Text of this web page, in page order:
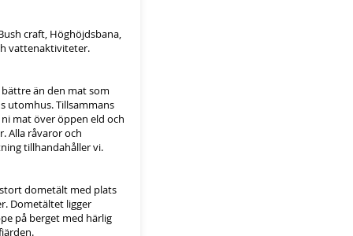
craft, Höghöjdsbana,
vattenaktiviteter.
än den mat som
utomhus. Tillsammans
mat över öppen eld och
Alla råvaror och
tillhandahåller vi.
dometält med plats
Dometältet ligger
på berget med härlig